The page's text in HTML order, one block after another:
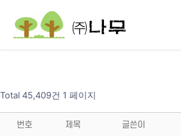
Total 45,409건 1 페이지
번호 제목 글쓴이